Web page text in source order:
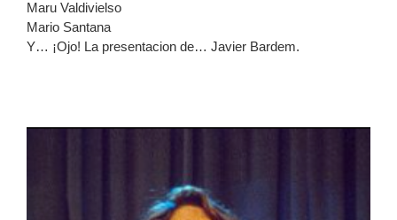
Maru Valdivielso
Mario Santana
Y… ¡Ojo! La presentacion de… Javier Bardem.